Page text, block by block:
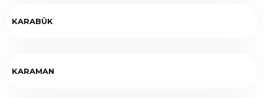
KARABÜK
KARAMAN